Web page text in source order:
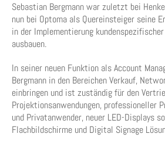
Sebastian Bergmann war zuletzt bei
nun bei Optoma als Quereinsteiger seine
in der Implementierung
ausbauen.
In seiner neuen Funktion als Account
Bergmann in den Bereichen Verkauf,
einbringen und ist zuständig für den
Projektionsanwendungen, professioneller
und Privatanwender, neuer LED-Displays
Flachbildschirme und Digital Signage